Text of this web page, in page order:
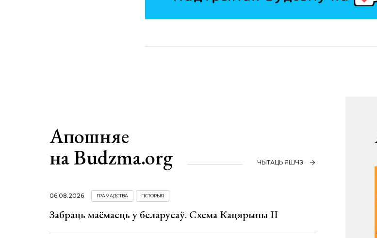
Апошняе
на Budzma.org
ЧЫТАЦЬ ЯШЧЭ
06.08.2026 ГРАМАДСТВА ГІСТОРЫЯ
Забраць маёмасць у беларусаў. Схема Кацярыны ІІ